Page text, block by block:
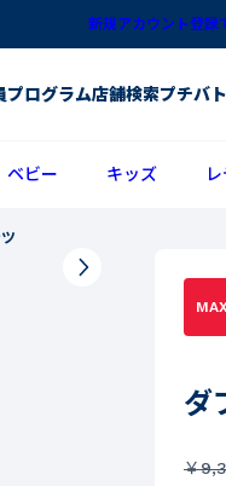
新規アカウント登録
プログラム店舗検索プチバ
ベビー キッズ
ダ
￥